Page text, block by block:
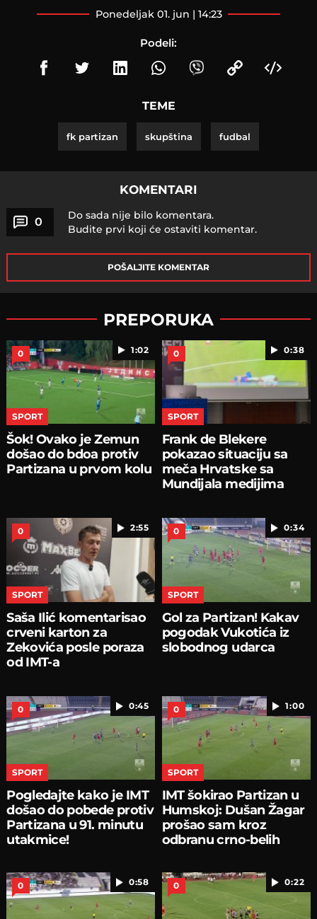
ponedeljak 01. jun | 14:23
Podeli:
TEME
fk partizan skupština fudbal
KOMENTARI
0
Do sada nije bilo komentara.
Budite prvi koji će ostaviti komentar.
POŠALJITE KOMENTAR
PREPORUKA
1:02
0
SPORT
Šok! Ovako je Zemun
došao do bdoa protiv
Partizana u prvom kolu
0:38
0
SPORT
Frank de Blekere
pokazao situaciju sa
meča Hrvatske sa
Mundijala medijima
2:55
0
SPORT
Saša Ilić komentarisao
crveni karton za
Zekovića posle poraza
od IMT-a
0:34
0
SPORT
Gol za Partizan! Kakav
pogodak Vukotića iz
slobodnog udarca
0:45
0
SPORT
Pogledajte kako je IMT
došao do pobede protiv
Partizana u 91. minutu
utakmice!
1:00
0
SPORT
IMT šokirao Partizan u
Humskoj: Dušan Žagar
prošao sam kroz
odbranu crno-belih
0:58
0 0:22
0